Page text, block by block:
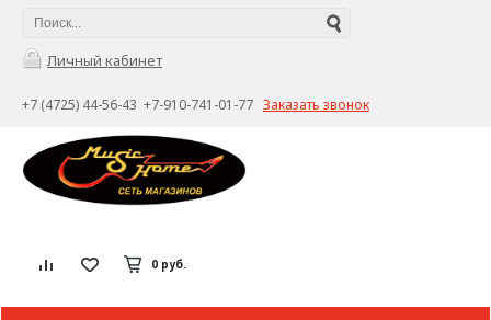
Личный кабинет
+7 (4725) 44-56-43 +7-910-741-01-77 Заказать звонок
0 руб.